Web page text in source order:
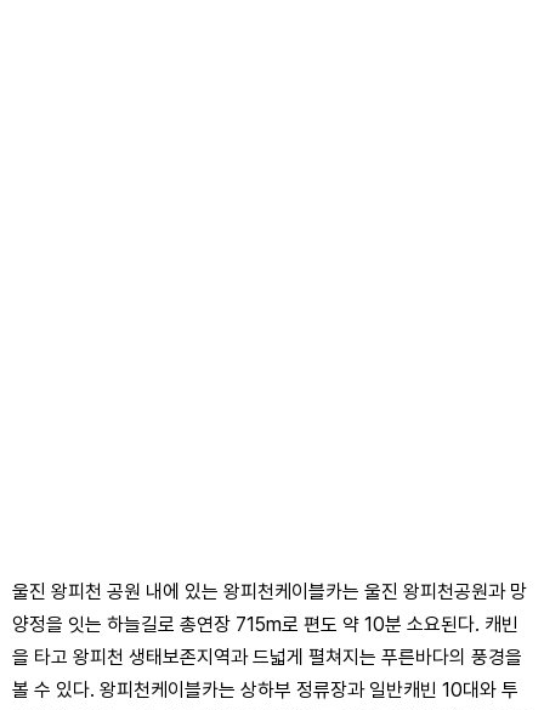
울진 왕피천 공원 내에 있는 왕피천케이블카는 울진 왕피천공원과 망
양정을 잇는 하늘길로 총연장 715m로 편도 약 10분 소요된다. 캐빈
을 타고 왕피천 생태보존지역과 드넓게 펼쳐지는 푸른바다의 풍경을
볼 수 있다. 왕피천케이블카는 상하부 정류장과 일반캐빈 10대와 투